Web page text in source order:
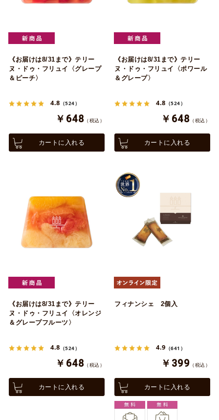
《お届けは8/31まで》テリー
ヌ・ドゥ・フリュイ〈グレープ
＆ピーチ〉
4.8 （524）
￥648 （税込）
カートに入れる
《お届けは8/31まで》テリー
ヌ・ドゥ・フリュイ〈ポワール
＆グレープ〉
4.8 （524）
￥648 （税込）
カートに入れる
《お届けは8/31まで》テリー
ヌ・ドゥ・フリュイ〈オレンジ
＆グレープフルーツ〉
4.8 （524）
￥648 （税込）
カートに入れる
フィナンシェ 2個入
4.9 （641）
￥399 （税込）
カートに入れる